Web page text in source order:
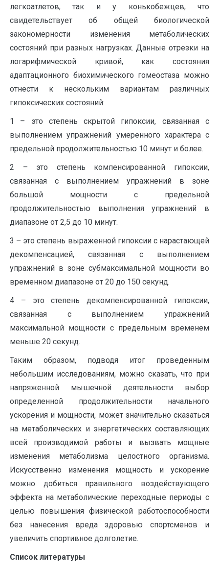
легкоатлетов, так и у конькобежцев, что
свидетельствует об общей биологической
закономерности изменения метаболических
состояний при разных нагрузках. Данные отрезки на
логарифмической кривой, как состояния
адаптационного биохимического гомеостаза можно
отнести к нескольким вариантам различных
гипоксических состояний:
1 – это степень скрытой гипоксии, связанная с
выполнением упражнений умеренного характера с
предельной продолжительностью 10 минут и более.
2 – это степень компенсированной гипоксии,
связанная с выполнением упражнений в зоне
большой мощности с предельной
продолжительностью выполнения упражнений в
диапазоне от 2,5 до 10 минут.
3 – это степень выраженной гипоксии с нарастающей
декомпенсацией, связанная с выполнением
упражнений в зоне субмаксимальной мощности во
временном диапазоне от 20 до 150 секунд.
4 – это степень декомпенсированной гипоксии,
связанная с выполнением упражнений
максимальной мощности с предельным временем
меньше 20 секунд.
Таким образом, подводя итог проведенным
небольшим исследованиям, можно сказать, что при
напряженной мышечной деятельности выбор
определенной продолжительности начального
ускорения и мощности, может значительно сказаться
на метаболических и энергетических составляющих
всей производимой работы и вызвать мощные
изменения метаболизма целостного организма.
Искусственно изменения мощность и ускорение
можно добиться правильного воздействующего
эффекта на метаболические переходные периоды с
целью повышения физической работоспособности
без нанесения вреда здоровью спортсменов и
увеличить спортивное долголетие.
Список литературы